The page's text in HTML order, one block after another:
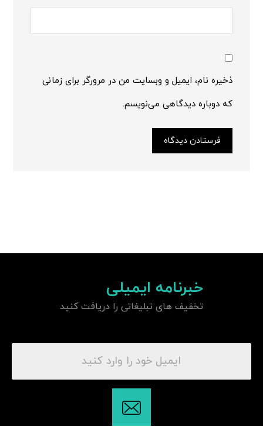
ذخیره نام، ایمیل و وبسایت من در مرورگر برای زمانی
که دوباره دیدگاهی می‌نویسم.
فرستادن دیدگاه
خبرنامه ایمیلی
تخفیف های تبلیغاتی را دریافت کنید